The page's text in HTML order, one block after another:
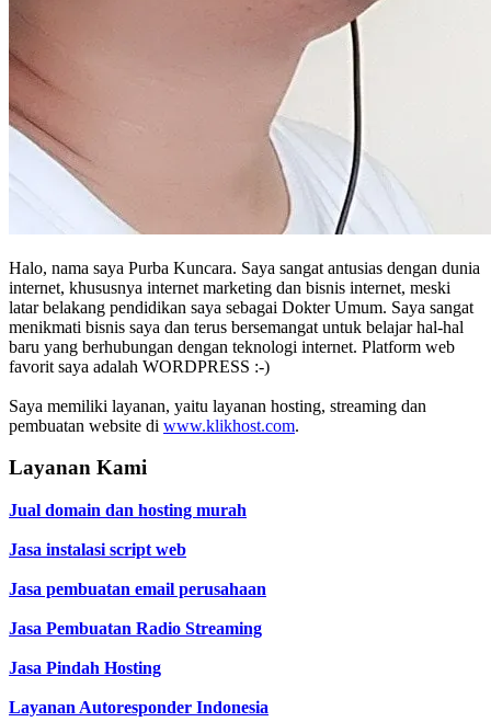
Halo, nama saya Purba Kuncara. Saya sangat antusias dengan dunia
internet, khususnya internet marketing dan bisnis internet, meski
latar belakang pendidikan saya sebagai Dokter Umum. Saya sangat
menikmati bisnis saya dan terus bersemangat untuk belajar hal-hal
baru yang berhubungan dengan teknologi internet. Platform web
favorit saya adalah WORDPRESS :-)
Saya memiliki layanan, yaitu layanan hosting, streaming dan
pembuatan website di www.klikhost.com.
Layanan Kami
Jual domain dan hosting murah
Jasa instalasi script web
Jasa pembuatan email perusahaan
Jasa Pembuatan Radio Streaming
Jasa Pindah Hosting
Layanan Autoresponder Indonesia